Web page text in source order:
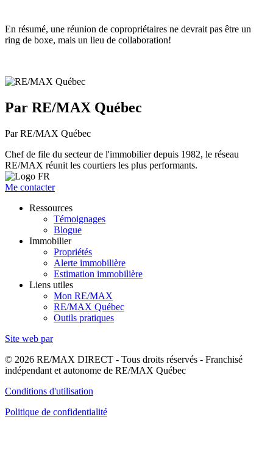
En résumé, une réunion de copropriétaires ne devrait pas être un
ring de boxe, mais un lieu de collaboration!
Par RE/MAX Québec
Par RE/MAX Québec
Chef de file du secteur de l'immobilier depuis 1982, le réseau
RE/MAX réunit les courtiers les plus performants.
Me contacter
Ressources
Témoignages
Blogue
Immobilier
Propriétés
Alerte immobilière
Estimation immobilière
Liens utiles
Mon RE/MAX
RE/MAX Québec
Outils pratiques
Site web par
© 2026 RE/MAX DIRECT - Tous droits réservés - Franchisé
indépendant et autonome de RE/MAX Québec
Conditions d'utilisation
Politique de confidentialité